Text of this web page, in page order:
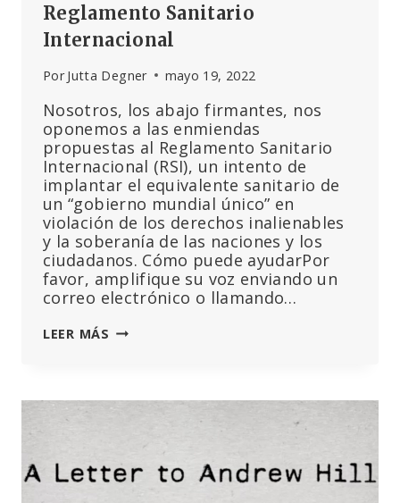
GRAVES
PELIGROS
LOS
DE
ARNM
EN
USO
Reglamento Sanitario
Internacional
Por Jutta Degner mayo 19, 2022
Nosotros, los abajo firmantes, nos
oponemos a las enmiendas
propuestas al Reglamento Sanitario
Internacional (RSI), un intento de
implantar el equivalente sanitario de
un “gobierno mundial único” en
violación de los derechos inalienables
y la soberanía de las naciones y los
ciudadanos. Cómo puede ayudarPor
favor, amplifique su voz enviando un
correo electrónico o llamando…
LEER MÁS DECLARACIÓN
LAS
LA
OMS